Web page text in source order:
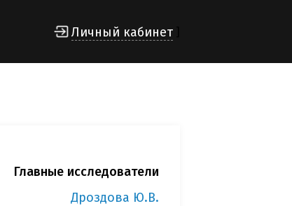
Личный кабинет
Главные исследователи
Дроздова Ю.В.